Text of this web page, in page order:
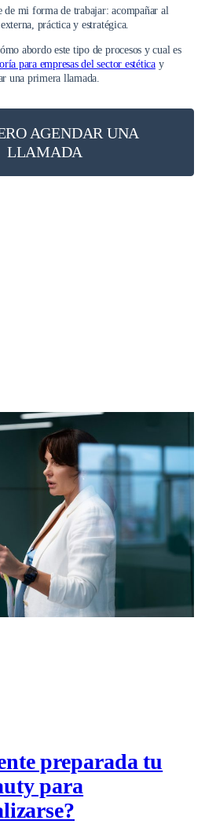
de mi forma de trabajar: acompañar al
práctica y estratégica.
abordo este tipo de procesos y cual es
para empresas del sector estéticay
una primera llamada.
AGENDAR UNA
LLAMADA
preparada tu
para